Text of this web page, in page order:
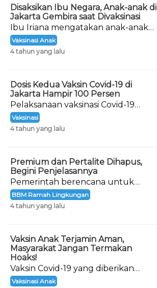
Disaksikan Ibu Negara, Anak-anak di
Jakarta Gembira saat Divaksinasi
Ibu Iriana mengatakan anak-anak
yang menjadi peserta dalam giat
vaksinasi ini tidak ada yang takut.
Vaksinasi Anak
4 tahun yang lalu
Dosis Kedua Vaksin Covid-19 di
Jakarta Hampir 100 Persen
Pelaksanaan vaksinasi Covid-19
hingga dosis lengkap (dua dosis) di
DKI Jakarta menunjukkan hasil
Vaksinasi
4 tahun yang lalu
Premium dan Pertalite Dihapus,
Begini Penjelasannya
Pemerintah berencana untuk
menghapus bahan bakar minyak
(BBM) jenis Premium dan Pertalite.
BBM Ramah Lingkungan
4 tahun yang lalu
Vaksin Anak Terjamin Aman,
Masyarakat Jangan Termakan
Hoaks!
Vaksin Covid-19 yang diberikan
kepada anak-anak sudah dipastikan
Vaksinasi Anak